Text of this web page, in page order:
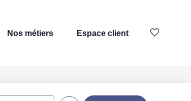
Nos métiers Espace client